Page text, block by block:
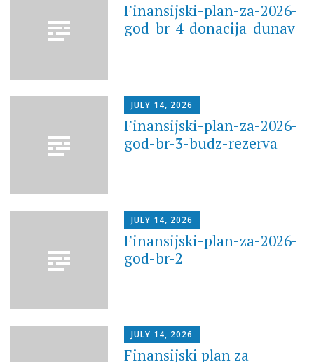
Finansijski-plan-za-2026-
god-br-4-donacija-dunav
JULY 14, 2026
Finansijski-plan-za-2026-
god-br-3-budz-rezerva
JULY 14, 2026
Finansijski-plan-za-2026-
god-br-2
JULY 14, 2026
Finansijski plan za